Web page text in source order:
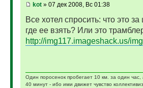
kot» 07 дек 2008, Вс 01:38
Все хотел спросить: что это
где ее взять? Или это
http://img117.imageshack.us/
Один поросенок пробегает 10 км. за один
40 минут - ибо ими движет чувство